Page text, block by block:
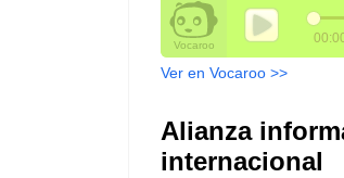
Ver en Vocaroo >>
Alianza
internacional